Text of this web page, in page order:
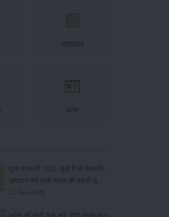
समाचार
अन्य
पूसा बासमती 1882: सूखे में भी बेहतरीन
उत्पादन देने वाली भारत की पहली सूखा-
सहिष्णु बासमती किस्म
22-Jun-2026